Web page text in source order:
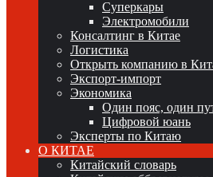
Суперкары
Электромобили
Консалтинг в Китае
Логистика
Открыть компанию в
Экспорт-импорт
Экономика
Один пояс, один
Цифровой юань
Эксперты по Китаю
О КИТАЕ
Китайский словарь